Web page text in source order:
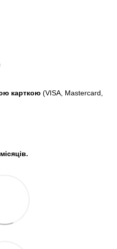
карткою (VISA, Mastercard,